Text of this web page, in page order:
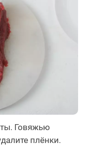
Говяжью
плёнки.